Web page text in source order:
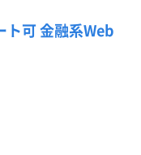
ト可 金融系Web